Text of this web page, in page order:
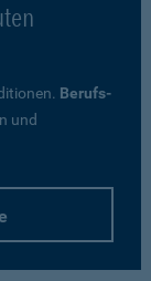
Berufs-
und